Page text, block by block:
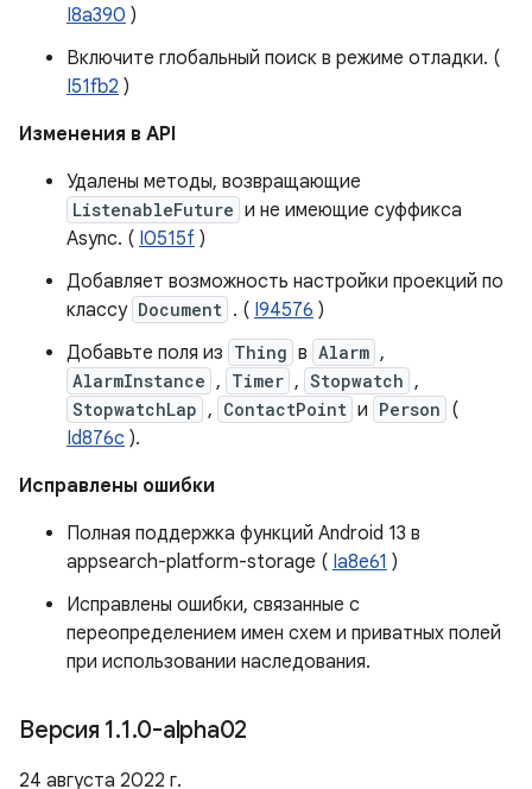
I8a390 )
Включите глобальный поиск в режиме отладки. (
I51fb2 )
Изменения в API
Удалены методы, возвращающие
ListenableFuture и не имеющие суффикса
Async. ( I0515f )
Добавляет возможность настройки проекций по
классу Document . ( I94576 )
Добавьте поля из Thing в Alarm ,
AlarmInstance , Timer , Stopwatch ,
StopwatchLap , ContactPoint и Person (
Id876c ).
Исправлены ошибки
Полная поддержка функций Android 13 в
appsearch-platform-storage ( Ia8e61 )
Исправлены ошибки, связанные с
переопределением имен схем и приватных полей
при использовании наследования.
Версия 1.1.0-alpha02
24 августа 2022 г.